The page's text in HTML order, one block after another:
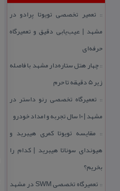
:: تعمیر تخصصی تویوتا پرادو در
مشهد | عیب‌یابی دقیق و تعمیرگاه
حرفه‌ای
::چهار هتل‌ ستاره‌دار مشهد با فاصله
زیر 5 دقیقه تا حرم
:: تعمیرگاه تخصصی رنو داستر در
مشهد | ۱۰ سال تجربه و امداد خودرو
:: مقایسه تویوتا كمری هیبرید و
هیوندای سوناتا هیبرید | كدام را
بخریم؟
::
تعمیرگاه تخصصی SWM در مشهد